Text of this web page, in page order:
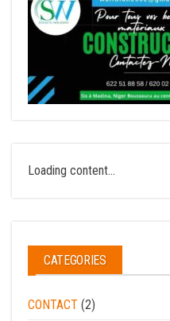
Loading content...
CATEGORIES
CONTACT (2)